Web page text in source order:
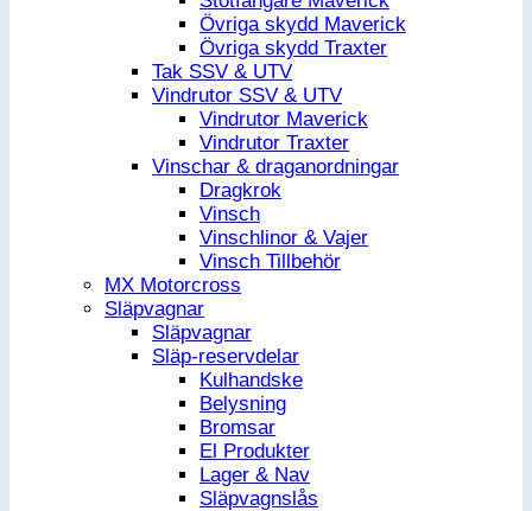
Övriga skydd Maverick
Övriga skydd Traxter
Tak SSV & UTV
Vindrutor SSV & UTV
Vindrutor Maverick
Vindrutor Traxter
Vinschar & draganordningar
Dragkrok
Vinsch
Vinschlinor & Vajer
Vinsch Tillbehör
MX Motorcross
Släpvagnar
Släpvagnar
Släp-reservdelar
Kulhandske
Belysning
Bromsar
El Produkter
Lager & Nav
Släpvagnslås